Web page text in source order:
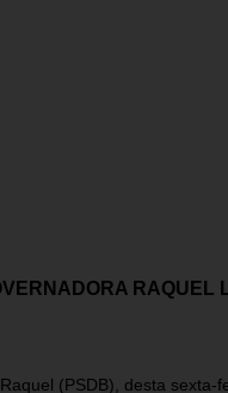
RAQUEL
(PSDB), desta